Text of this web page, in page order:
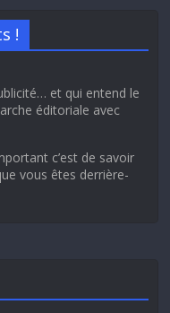
!
et qui entend le
éditoriale avec
c’est de savoir
vous êtes derrière-